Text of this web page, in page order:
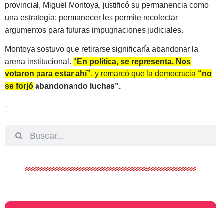
provincial, Miguel Montoya, justificó su permanencia como
una estrategia: permanecer les permite recolectar
argumentos para futuras impugnaciones judiciales.
Montoya sostuvo que retirarse significaría abandonar la
arena institucional. “En política, se representa. Nos
votaron para estar ahí”, y remarcó que la democracia “no
se forjó abandonando luchas”.
–